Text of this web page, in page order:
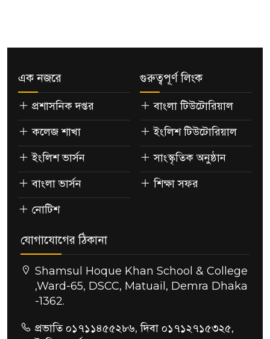
এক নজরে
প্রশাসনিক দপ্তর
কলেজ শাখা
ইংলিশ ভার্সন
বাংলা ভার্সন
নোটিশ
গুরুত্বপূর্ণ লিংক
বাংলা টিউটোরিয়াল
ইংলিশ টিউটোরিয়াল
সাংস্কৃতিক অনুষ্ঠান
শিক্ষা সফর
যোগাযোগের ঠিকানা
Shamsul Hoque Khan School & College
,Ward-65, DSCC, Matuail, Demra Dhaka
-1362.
প্রভাতি ০১৭১১৪৫৫২৮৬, দিবা ০১৭১২৭১৫৩২৫,